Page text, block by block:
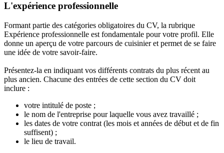
L'expérience professionnelle
Formant partie des catégories obligatoires du CV, la rubrique
Expérience professionnelle est fondamentale pour votre profil. Elle
donne un aperçu de votre parcours de cuisinier et permet de se faire
une idée de votre savoir-faire.
Présentez-la en indiquant vos différents contrats du plus récent au
plus ancien. Chacune des entrées de cette section du CV doit
inclure :
votre intitulé de poste ;
le nom de l'entreprise pour laquelle vous avez travaillé ;
les dates de votre contrat (les mois et années de début et de fin
suffisent) ;
le lieu de travail.